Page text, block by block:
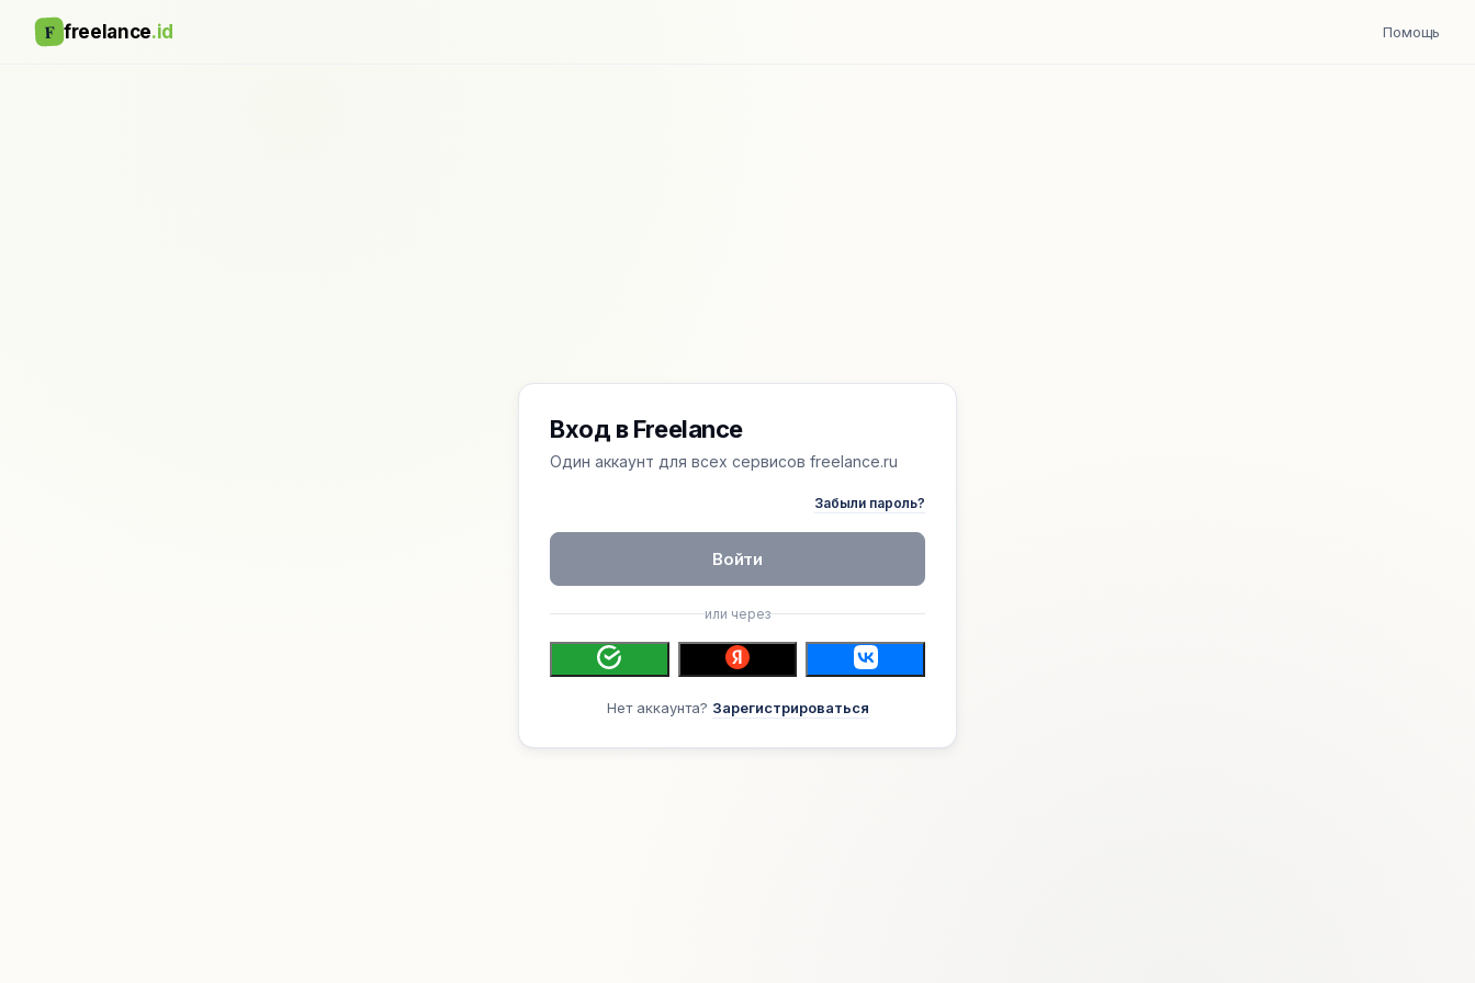
F freelance.id Помощь
Вход в Freelance
Один аккаунт для всех сервисов freelance.ru
Забыли пароль?
Войти
или через
Нет аккаунта? Зарегистрироваться